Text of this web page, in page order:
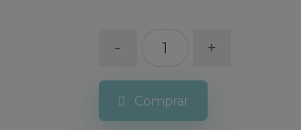
- +
Comprar